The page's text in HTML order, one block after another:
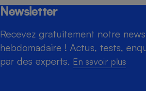
Newsletter
Recevez gratuitement notre
hebdomadaire ! Actus, tests,
par des experts. En savoir plus